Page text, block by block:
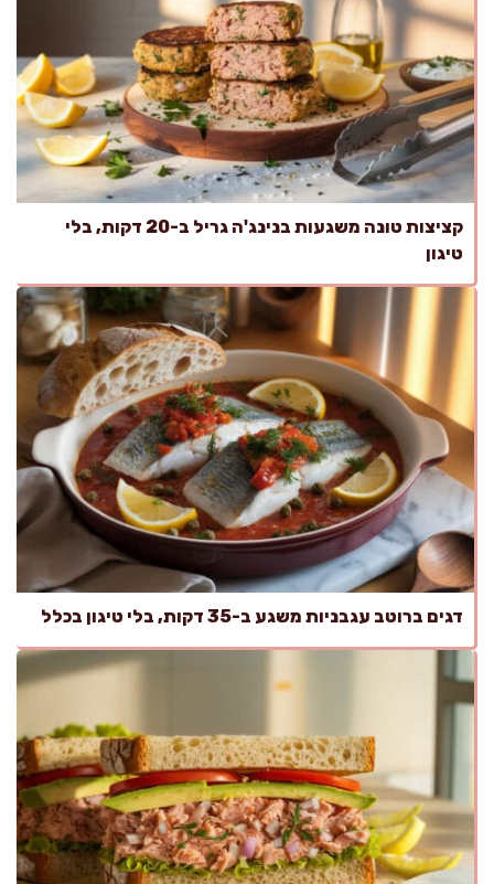
קציצות טונה משגעות בנינג'ה גריל ב-20 דקות, בלי
טיגון
דגים ברוטב עגבניות משגע ב-35 דקות, בלי טיגון בכלל